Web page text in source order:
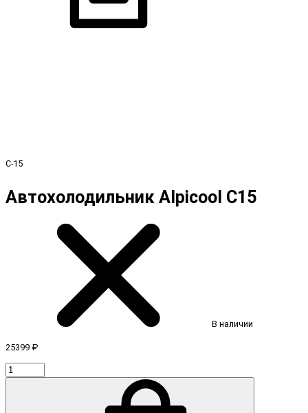
C-15
Автохолодильник Alpicool C15
В наличии
25399 ₽